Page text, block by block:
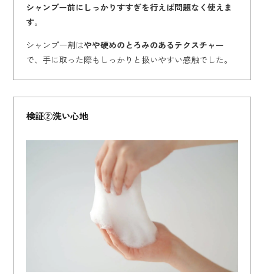
シャンプー前にしっかりすすぎを行えば問題なく使えま
す。
シャンプー剤はやや硬めのとろみのあるテクスチャー
で、手に取った際もしっかりと扱いやすい感触でした。
検証②洗い心地